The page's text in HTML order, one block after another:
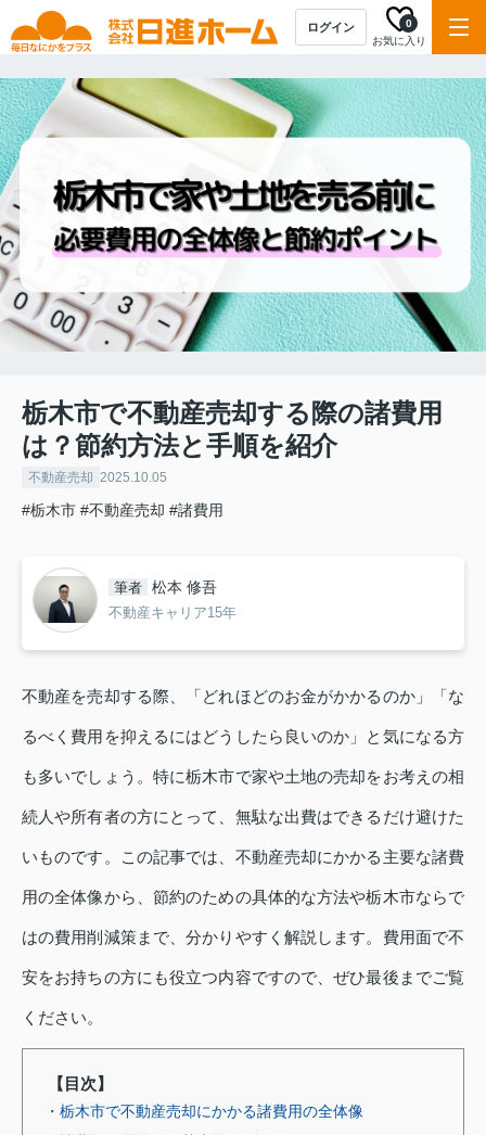
ログイン
お気に入り
0
栃木市で不動産売却する際の諸費用
は？節約方法と手順を紹介
不動産売却 2025.10.05
#栃木市 #不動産売却 #諸費用
筆者 松本 修吾
不動産キャリア15年
不動産を売却する際、「どれほどのお金がかかるのか」「な
るべく費用を抑えるにはどうしたら良いのか」と気になる方
も多いでしょう。特に栃木市で家や土地の売却をお考えの相
続人や所有者の方にとって、無駄な出費はできるだけ避けた
いものです。この記事では、不動産売却にかかる主要な諸費
用の全体像から、節約のための具体的な方法や栃木市ならで
はの費用削減策まで、分かりやすく解説します。費用面で不
安をお持ちの方にも役立つ内容ですので、ぜひ最後までご覧
ください。
【目次】
・栃木市で不動産売却にかかる諸費用の全体像